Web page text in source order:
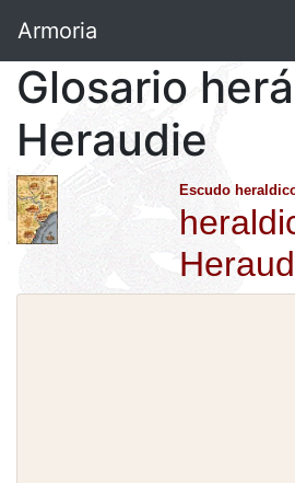
Armoria
Glosario
Heraudie
Escudo